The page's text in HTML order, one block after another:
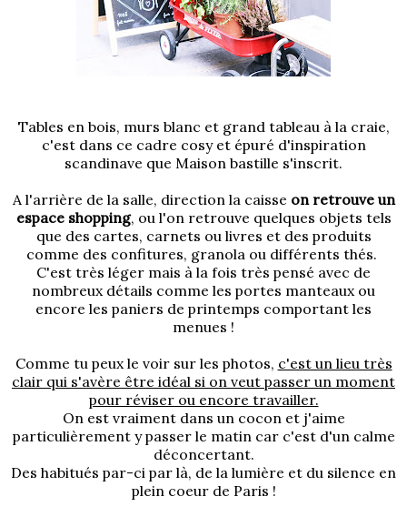
Tables en bois, murs blanc et grand tableau à la craie,
c'est dans ce cadre cosy et épuré d'inspiration
scandinave que Maison bastille s'inscrit.
A l'arrière de la salle, direction la caisse on retrouve un
espace shopping, ou l'on retrouve quelques objets tels
que des cartes, carnets ou livres et des produits
comme des confitures, granola ou différents thés.
C'est très léger mais à la fois très pensé avec de
nombreux détails comme les portes manteaux ou
encore les paniers de printemps comportant les
menues !
Comme tu peux le voir sur les photos, c'est un lieu très
clair qui s'avère être idéal si on veut passer un moment
pour réviser ou encore travailler.
On est vraiment dans un cocon et j'aime
particulièrement y passer le matin car c'est d'un calme
déconcertant.
Des habitués par-ci par là, de la lumière et du silence en
plein coeur de Paris !